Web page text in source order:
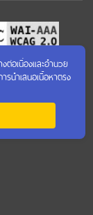
ต่อเนื่องและอำนวย
รนำเสนอเนื้อหาตรง